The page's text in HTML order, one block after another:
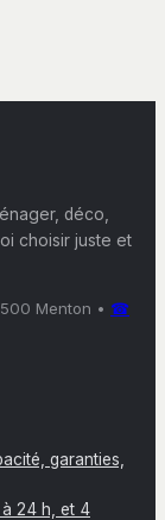
déco,
choisir juste et
Menton • ☎
garanties,
à 24 h, et 4